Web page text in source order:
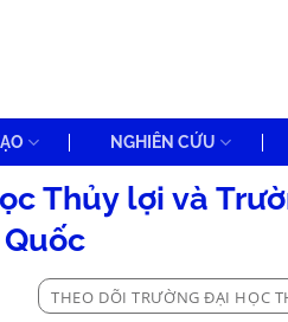
NGHIÊN CỨU
Thủy lợi và
THEO DÕI TRƯỜNG ĐẠI HỌC